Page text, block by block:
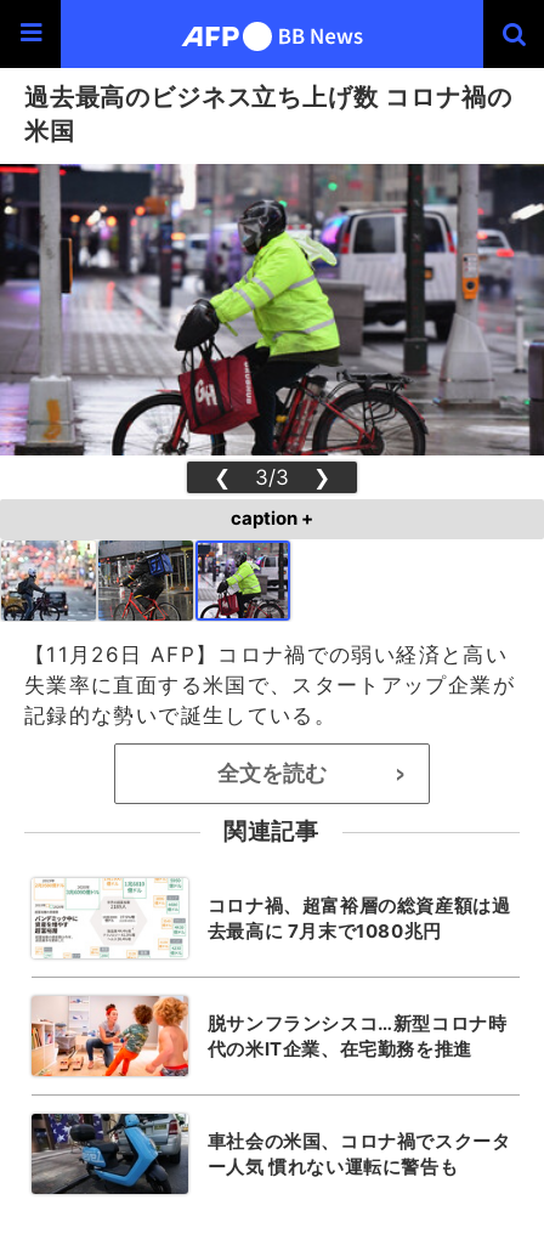
過去最高のビジネス立ち上げ数 コロナ禍の
米国
❮ 3/3 ❯
caption +
【11月26日 AFP】コロナ禍での弱い経済と高い
失業率に直面する米国で、スタートアップ企業が
記録的な勢いで誕生している。
全文を読む >
関連記事
コロナ禍、超富裕層の総資産額は過
去最高に 7月末で1080兆円
脱サンフランシスコ…新型コロナ時
代の米IT企業、在宅勤務を推進
車社会の米国、コロナ禍でスクータ
ー人気 慣れない運転に警告も